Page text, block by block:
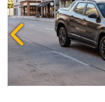
Anterior